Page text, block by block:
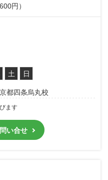
円）
土 日
都四条烏丸校
ます
い合せ